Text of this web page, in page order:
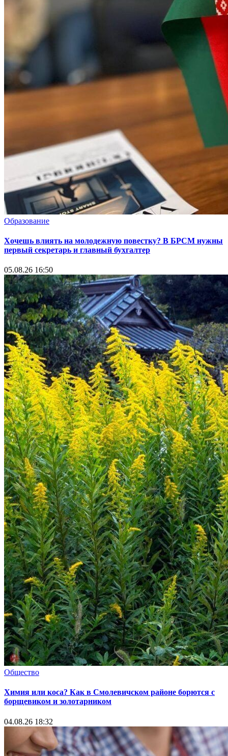
Образование
Хочешь влиять на молодежную повестку? В БРСМ нужны
первый секретарь и главный бухгалтер
05.08.26 16:50
Общество
Химия или коса? Как в Смолевичском районе борются с
борщевиком и золотарником
04.08.26 18:32